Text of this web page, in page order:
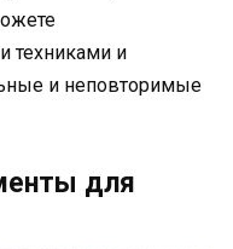
техниками и
и неповторимые
для